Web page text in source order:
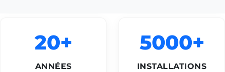
20+
ANNÉES
5000+
INSTALLATIONS